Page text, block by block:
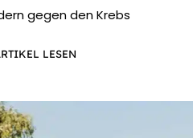
gegen den Krebs
LESEN